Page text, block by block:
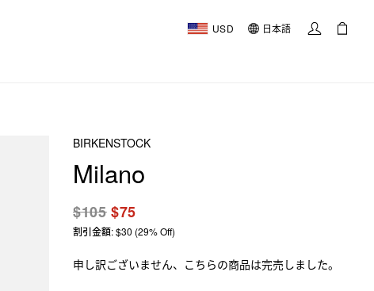
USD 日本語
BIRKENSTOCK
Milano
$105$75
割引金額: $30 (29% Off)
申し訳ございません、こちらの商品は完売しました。